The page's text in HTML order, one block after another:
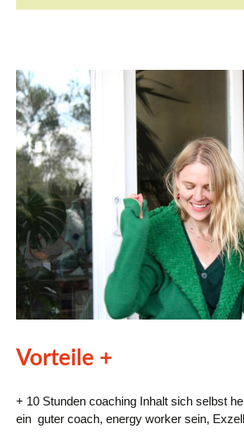
Vorteile +
+ 10 Stunden coaching Inhalt sich selbst
ein guter coach, energy worker sein,